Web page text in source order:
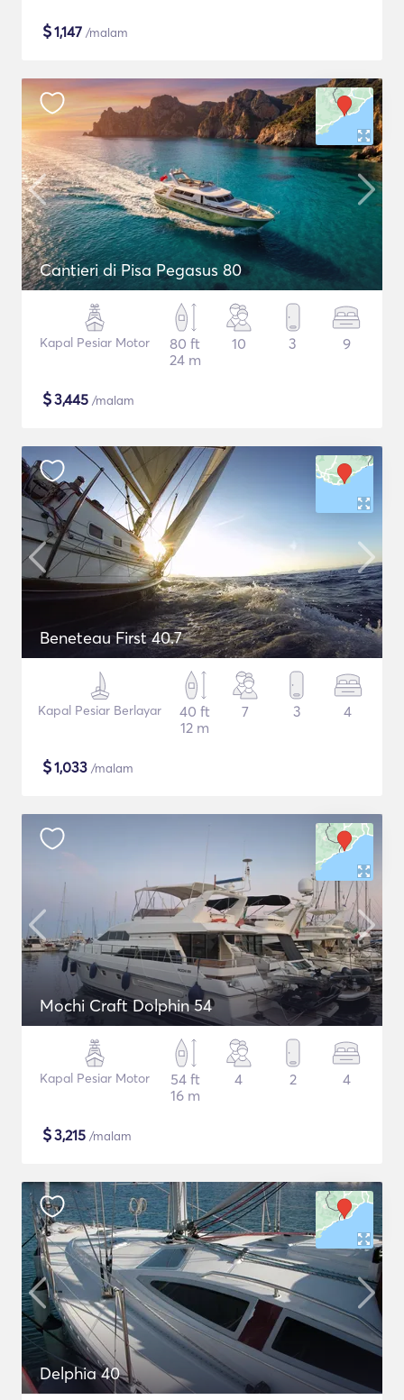
$1,147 /malam
Cantieri di Pisa Pegasus 80
Kapal Pesiar Motor
80 ft
24 m
10 3 9
$3,445 /malam
Beneteau First 40.7
Kapal Pesiar Berlayar
40 ft
12 m
7 3 4
$1,033 /malam
Mochi Craft Dolphin 54
Kapal Pesiar Motor
54 ft
16 m
4 2 4
$3,215 /malam
Delphia 40